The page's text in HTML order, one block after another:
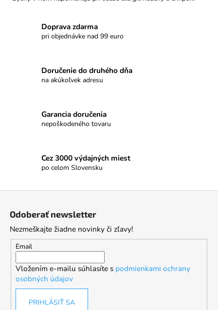
Doprava zdarma
pri objednávke nad 99 euro
Doručenie do druhého dňa
na akúkoľvek adresu
Garancia doručenia
nepoškodeného tovaru
Cez 3000 výdajných miest
po celom Slovensku
Odoberať newsletter
Nezmeškajte žiadne novinky či zľavy!
Email
Vložením e-mailu súhlasíte s podmienkami ochrany
osobných údajov
PRIHLÁSIŤ SA